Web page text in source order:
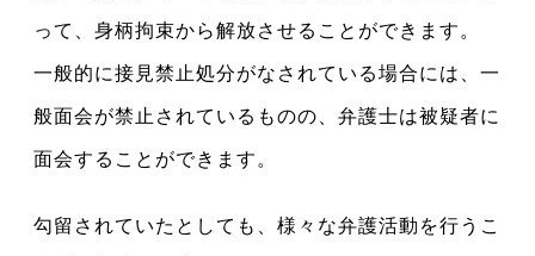
って、身柄拘束から解放させることができます。
一般的に接見禁止処分がなされている場合には、一
般面会が禁止されているものの、弁護士は被疑者に
面会することができます。
勾留されていたとしても、様々な弁護活動を行うこ